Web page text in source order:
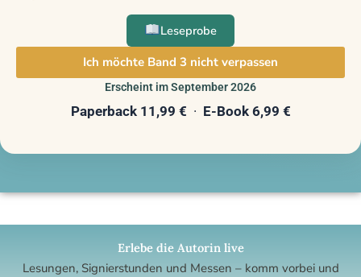
Leseprobe
Ich möchte Band 3 nicht verpassen
Erscheint im September 2026
Paperback 11,99 € · E-Book 6,99 €
Erlebe die Autorin live
Lesungen, Signierstunden und Messen – komm vorbei und